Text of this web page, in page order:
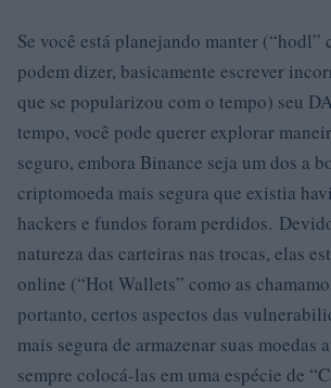
Se você está planejando manter (“hodl”
podem dizer, basicamente escrever
que se popularizou com o tempo) seu
tempo, você pode querer explorar
seguro, embora Binance seja um dos a
criptomoeda mais segura que existia
hackers e fundos foram perdidos.
natureza das carteiras nas trocas, elas
online (“Hot Wallets” como as
portanto, certos aspectos das
mais segura de armazenar suas moedas
sempre colocá-las em uma espécie de